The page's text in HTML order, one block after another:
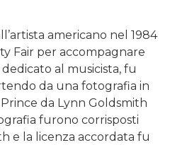
americano nel 1984
Fair per accompagnare
dedicato al musicista, fu
da una fotografia in
da Lynn Goldsmith
furono corrisposti
e la licenza accordata fu